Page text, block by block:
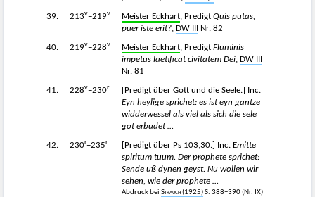
39. 213v−219v Meister Eckhart, Predigt Quis putas,
puer iste erit?, DW III Nr. 82
40. 219v−228v Meister Eckhart, Predigt Fluminis
impetus laetificat civitatem Dei, DW III
Nr. 81
41. 228v−230r
[Predigt über Gott und die Seele.] Inc.
Eyn heylige sprichet: es ist eyn gantze
widderwessel als viel als sich die sele
got erbudet …
42. 230r−235r [Predigt über Ps 103,30.] Inc. Emitte
spiritum tuum. Der prophete sprichet:
Sende uß dynen geyst. Nu wollen wir
sehen, wie der prophete …
Abdruck bei Strauch(1925)S. 388−390 (Nr. IX)